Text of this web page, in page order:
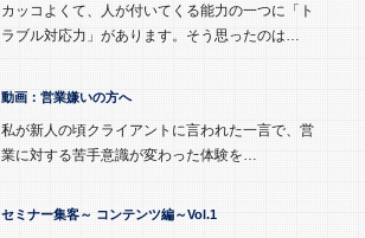
カッコよくて、人が付いてくる能力の一つに「ト
ラブル対応力」があります。そう思ったのは…
動画：営業嫌いの方へ
私が新人の頃クライアントに言われた一言で、営
業に対する苦手意識が変わった体験を…
セミナー集客～ コンテンツ編～Vol.1